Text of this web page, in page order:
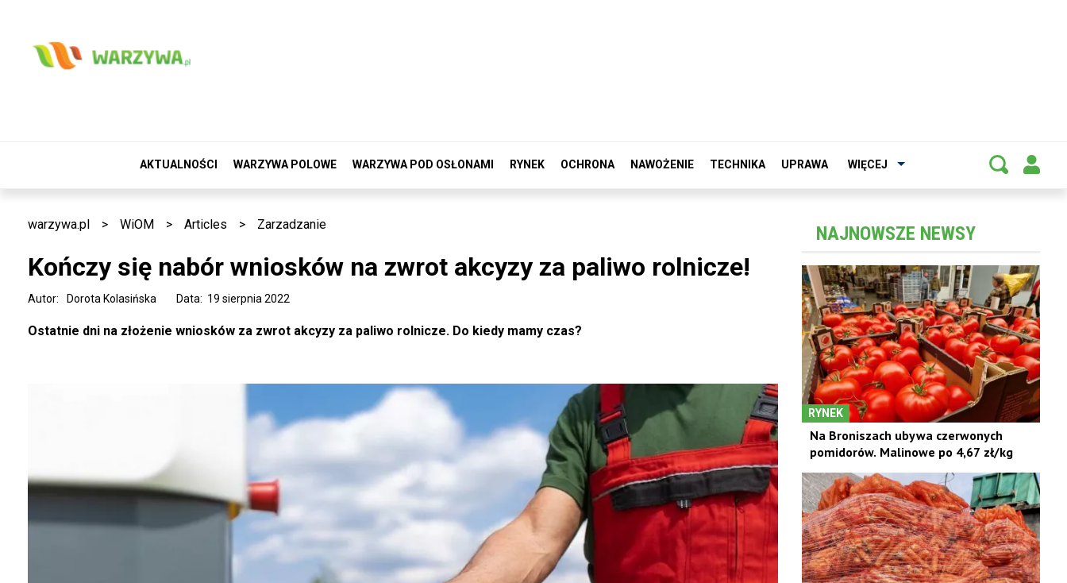
AKTUALNOŚCI WARZYWA POLOWE WARZYWA POD OSŁONAMI RYNEK OCHRONA NAWOŻENIE TECHNIKA UPRAWA WIĘCEJ
warzywa.pl > WiOM > Articles > Zarzadzanie
Kończy się nabór wniosków na zwrot akcyzy za paliwo rolnicze!
Data: 19 sierpnia 2022
Autor: Dorota Kolasińska
Ostatnie dni na złożenie wniosków za zwrot akcyzy za paliwo rolnicze. Do kiedy mamy czas?
NAJNOWSZE NEWSY
RYNEK
Na Broniszach ubywa czerwonych
pomidorów. Malinowe po 4,67 zł/kg